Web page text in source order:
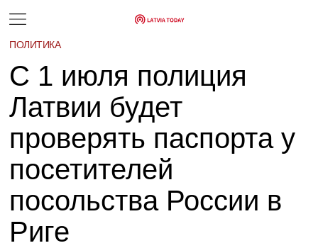
ПОЛИТИКА
С 1 июля полиция
Латвии будет
проверять паспорта у
посетителей
посольства России в
Риге